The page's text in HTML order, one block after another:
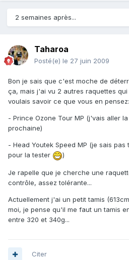
2 semaines après...
Taharoa
Posté(e) le 27 juin 2009
Bon je sais que c'est moche de
ça, mais j'ai vu 2 autres raquettes
voulais savoir ce que vous en pensez:
- Prince Ozone Tour MP (j'vais aller
prochaine)
- Head Youtek Speed MP (je sais
pour la tester
)
Je rapelle que je cherche une
contrôle, assez tolérante...
Actuellement j'ai un petit tamis
moi, je pense qu'il me faut un tamis
entre 320 et 340g...
Citer